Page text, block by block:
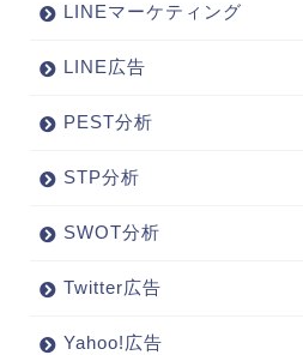
LINEマーケティング
LINE広告
PEST分析
STP分析
SWOT分析
Twitter広告
Yahoo!広告